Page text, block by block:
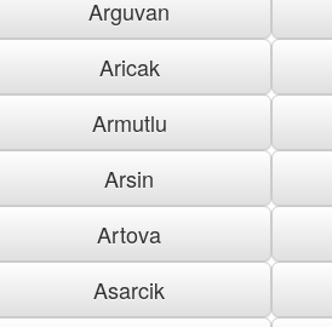
Arguvan
Aricak
Armutlu
Arsin
Artova
Asarcik